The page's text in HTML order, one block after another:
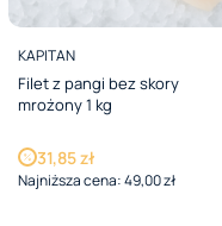
PRODUCENT
KAPITAN
Filet z pangi bez skory
mrożony 1 kg
Cena promocyjna
31,85 zł
Najniższa cena:49,00 zł